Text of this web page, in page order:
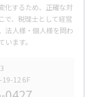
化するため、正確な対
で、税理士として経営
法人様・個人様を問わ
ます。
19-12 6F